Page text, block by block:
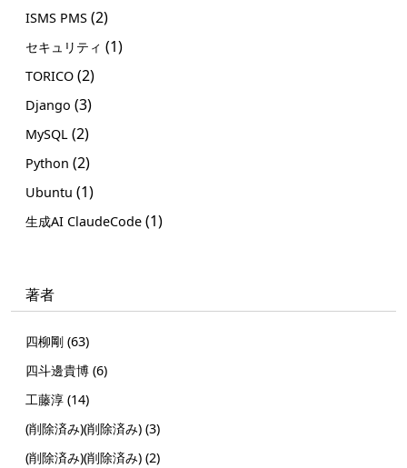
ISMS PMS (2)
セキュリティ (1)
TORICO (2)
Django (3)
MySQL (2)
Python (2)
Ubuntu (1)
生成AI ClaudeCode (1)
著者
四柳剛 (63)
四斗邊貴博 (6)
工藤淳 (14)
(削除済み)(削除済み) (3)
(削除済み)(削除済み) (2)